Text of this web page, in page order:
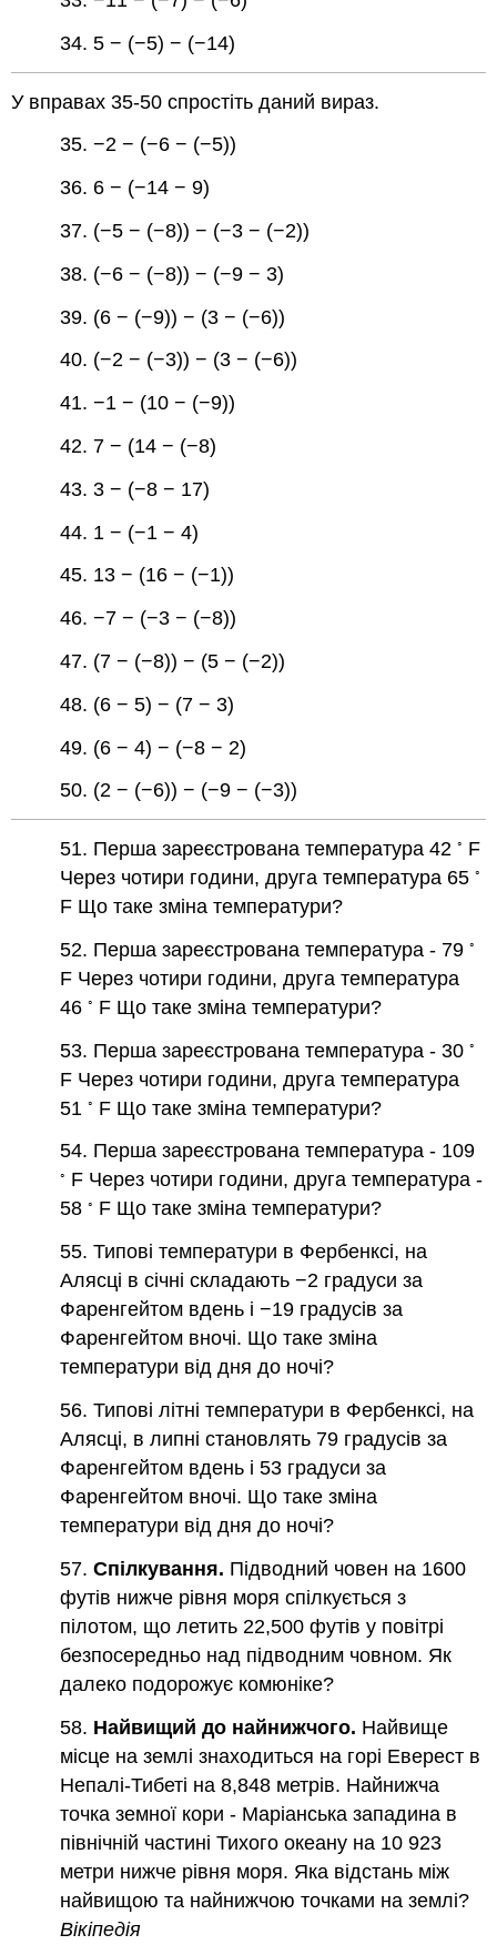
34. 5 − (−5) − (−14)
У вправах 35-50 спростіть даний вираз.
35. −2 − (−6 − (−5))
36. 6 − (−14 − 9)
37. (−5 − (−8)) − (−3 − (−2))
38. (−6 − (−8)) − (−9 − 3)
39. (6 − (−9)) − (3 − (−6))
40. (−2 − (−3)) − (3 − (−6))
41. −1 − (10 − (−9))
42. 7 − (14 − (−8)
43. 3 − (−8 − 17)
44. 1 − (−1 − 4)
45. 13 − (16 − (−1))
46. −7 − (−3 − (−8))
47. (7 − (−8)) − (5 − (−2))
48. (6 − 5) − (7 − 3)
49. (6 − 4) − (−8 − 2)
50. (2 − (−6)) − (−9 − (−3))
51. Перша зареєстрована температура 42◦ F
Через чотири години, друга температура 65◦
F Що таке зміна температури?
52. Перша зареєстрована температура - 79◦
F Через чотири години, друга температура
46◦ F Що таке зміна температури?
53. Перша зареєстрована температура - 30◦
F Через чотири години, друга температура
51◦ F Що таке зміна температури?
54. Перша зареєстрована температура - 109
◦ F Через чотири години, друга температура -
58◦ F Що таке зміна температури?
55. Типові температури в Фербенксі, на
Алясці в січні складають −2 градуси за
Фаренгейтом вдень і −19 градусів за
Фаренгейтом вночі. Що таке зміна
температури від дня до ночі?
56. Типові літні температури в Фербенксі, на
Алясці, в липні становлять 79 градусів за
Фаренгейтом вдень і 53 градуси за
Фаренгейтом вночі. Що таке зміна
температури від дня до ночі?
57.Спілкування. Підводний човен на 1600
футів нижче рівня моря спілкується з
пілотом, що летить 22,500 футів у повітрі
безпосередньо над підводним човном. Як
далеко подорожує комюніке?
58. Найвищий до найнижчого. Найвище
місце на землі знаходиться на горі Еверест в
Непалі-Тибеті на 8,848 метрів. Найнижча
точка земної кори - Маріанська западина в
північній частині Тихого океану на 10 923
метри нижче рівня моря. Яка відстань між
найвищою та найнижчою точками на землі?
Вікіпедія